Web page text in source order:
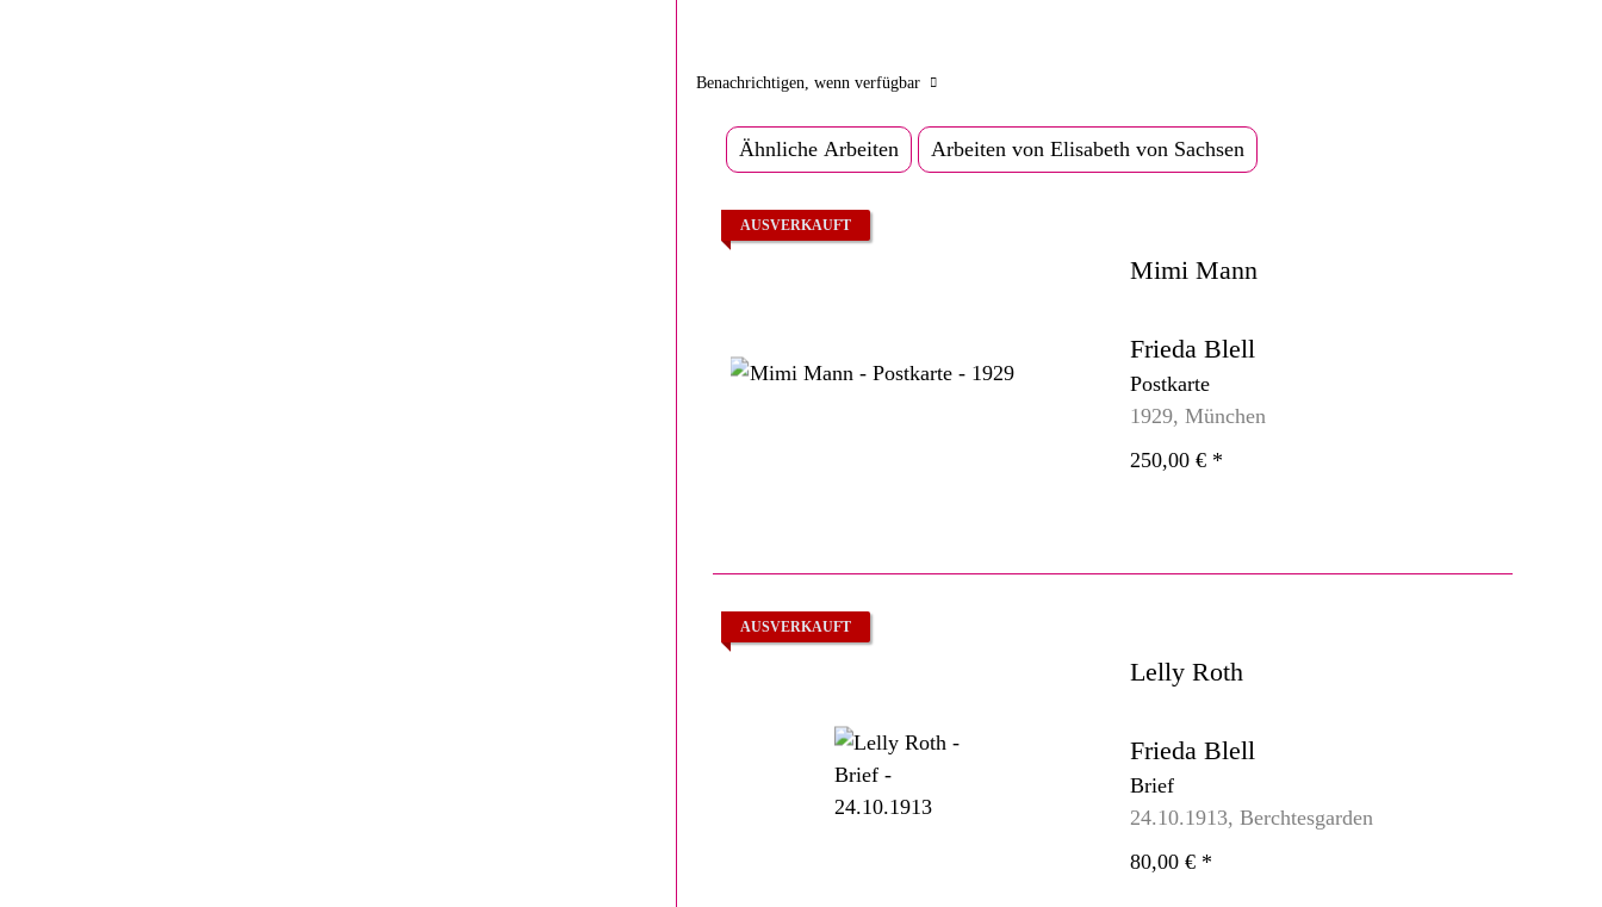
Benachrichtigen, wenn verfügbar
Ähnliche Arbeiten Arbeiten von Elisabeth von Sachsen
AUSVERKAUFT
Mimi Mann
Frieda Blell
Postkarte
1929, München
250,00 € *
AUSVERKAUFT
Lelly Roth
Frieda Blell
Brief
24.10.1913, Berchtesgarden
80,00 € *